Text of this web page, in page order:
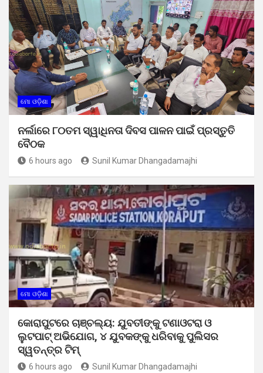
ମୋ ଓଡ଼ିଶା
ନର୍ଲାରେ ୮୦ତମ ସ୍ୱାଧିନତା ଦିବସ ପାଳନ ପାଇଁ ପ୍ରସ୍ତୁତି
ବୈଠକ
6 hours ago Sunil Kumar Dhangadamajhi
ମୋ ଓଡ଼ିଶା
କୋରାପୁଟରେ ଚାଞ୍ଚଲ୍ୟ: ଯୁବତୀଙ୍କୁ ଟଣାଓଟରା ଓ
ଲୁଟପାଟ୍ ଅଭିଯୋଗ, ୪ ଯୁବକଙ୍କୁ ଧରିବାକୁ ପୁଲିସର
ସ୍ୱତନ୍ତ୍ର ଟିମ୍
6 hours ago Sunil Kumar Dhangadamajhi